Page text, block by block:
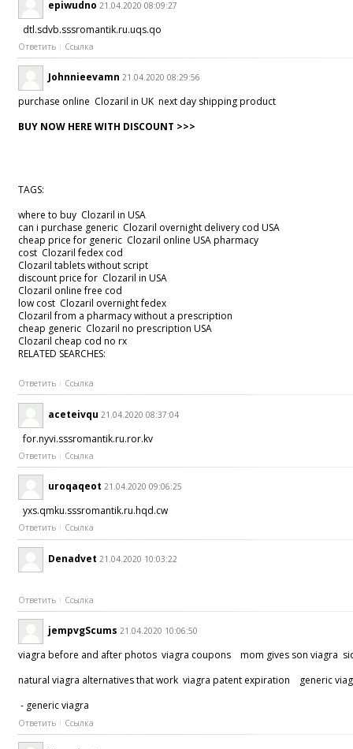
epiwudno 21.04.2020 08:09:27
dtl.sdvb.sssromantik.ru.uqs.qo
Ответить Ссылка
Johnnieevamn 21.04.2020 08:29:56
purchase online Clozaril in UK next day shipping product
BUY NOW HERE WITH DISCOUNT >>>
TAGS:
where to buy Clozaril in USA
can i purchase generic Clozaril overnight delivery cod USA
cheap price for generic Clozaril online USA pharmacy
cost Clozaril fedex cod
Clozaril tablets without script
discount price for Clozaril in USA
Clozaril online free cod
low cost Clozaril overnight fedex
Clozaril from a pharmacy without a prescription
cheap generic Clozaril no prescription USA
Clozaril cheap cod no rx
RELATED SEARCHES:
Ответить Ссылка
aceteivqu 21.04.2020 08:37:04
for.nyvi.sssromantik.ru.ror.kv
Ответить Ссылка
uroqaqeot 21.04.2020 09:06:25
yxs.qmku.sssromantik.ru.hqd.cw
Ответить Ссылка
Denadvet 21.04.2020 10:03:22
Ответить Ссылка
jempvgScums 21.04.2020 10:06:50
viagra before and after photos viagra coupons mom gives son viagra
natural viagra alternatives that work viagra patent expiration generic
- generic viagra
Ответить Ссылка